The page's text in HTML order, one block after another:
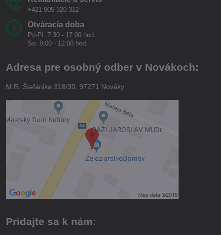
+421 905 320 312
Otváracia doba
Po-Pi: 7:30 - 17:00 hod.
So: 8:00 - 12:00 hod.
Adresa pre osobný odber v Novákoch:
M.R. Štefánika 318/30, 97271 Nováky
Pridajte sa k nám: